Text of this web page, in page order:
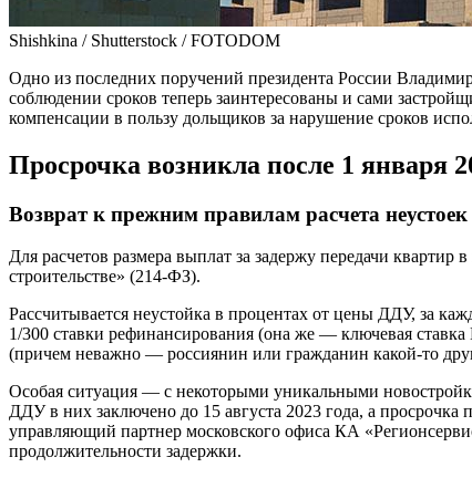
Shishkina / Shutterstock / FOTODOM
Одно из последних поручений президента России
соблюдении сроков теперь заинтересованы и сами
компенсации в пользу дольщиков за нарушение сроков
Просрочка возникла после 1 января
Возврат к прежним правилам расчета неустоек
Для расчетов размера выплат за задержу передачи
строительстве» (214-ФЗ).
Рассчитывается неустойка в процентах от цены ДДУ, за
1/300 ставки рефинансирования (она же — ключевая
(причем неважно — россиянин или гражданин какой-то
Особая ситуация — с некоторыми уникальными
ДДУ в них заключено до 15 августа 2023 года, а
управляющий партнер московского офиса КА
продолжительности задержки.